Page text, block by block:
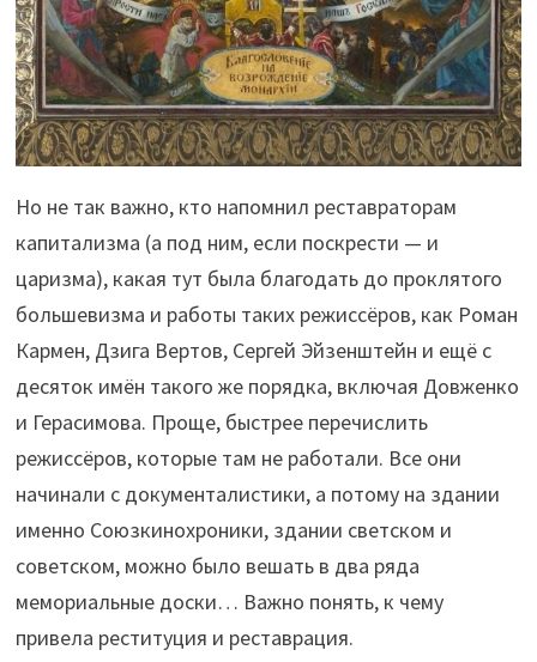
Но не так важно, кто напомнил реставраторам
капитализма (а под ним, если поскрести — и
царизма), какая тут была благодать до проклятого
большевизма и работы таких режиссёров, как Роман
Кармен, Дзига Вертов, Сергей Эйзенштейн и ещё с
десяток имён такого же порядка, включая Довженко
и Герасимова. Проще, быстрее перечислить
режиссёров, которые там не работали. Все они
начинали с документалистики, а потому на здании
именно Союзкинохроники, здании светском и
советском, можно было вешать в два ряда
мемориальные доски… Важно понять, к чему
привела реституция и реставрация.